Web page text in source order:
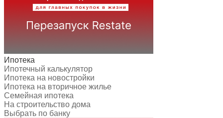
Ипотека
Ипотечный калькулятор
Ипотека на новостройки
Ипотека на вторичное жилье
Семейная ипотека
На строительство дома
Выбрать по банку